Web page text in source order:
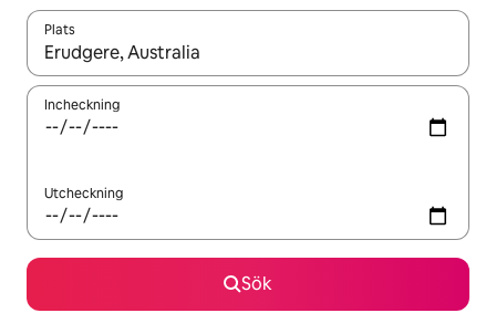
Plats
När resultaten är tillgängliga kan du navigera med upp- och
Incheckning
Utcheckning
Sök